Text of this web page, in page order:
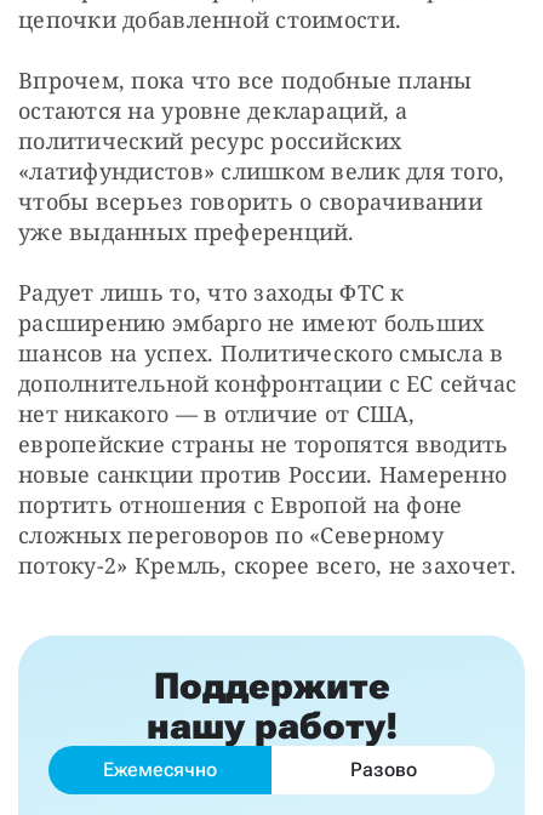
цепочки добавленной стоимости.
Впрочем, пока что все подобные планы
остаются на уровне деклараций, а
политический ресурс российских
«латифундистов» слишком велик для того,
чтобы всерьез говорить о сворачивании
уже выданных преференций.
Радует лишь то, что заходы ФТС к
расширению эмбарго не имеют больших
шансов на успех. Политического смысла в
дополнительной конфронтации с ЕС сейчас
нет никакого — в отличие от США,
европейские страны не торопятся вводить
новые санкции против России. Намеренно
портить отношения с Европой на фоне
сложных переговоров по «Северному
потоку-2» Кремль, скорее всего, не захочет.
Поддержите
нашу работу!
Ежемесячно Разово